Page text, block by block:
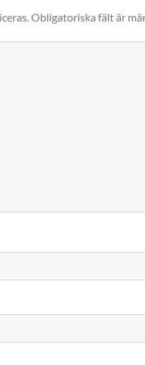
Obligatoriska fält är